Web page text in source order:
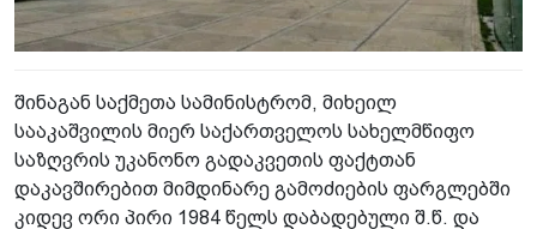
შინაგან საქმეთა სამინისტრომ, მიხეილ
სააკაშვილის მიერ საქართველოს სახელმწიფო
საზღვრის უკანონო გადაკვეთის ფაქტთან
დაკავშირებით მიმდინარე გამოძიების ფარგლებში
კიდევ ორი პირი 1984 წელს დაბადებული შ.წ. და